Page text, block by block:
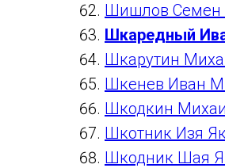
Шишлов Семен
Шкаредный
Шкарутин
Шкенев Иван
Шкодкин
Шкотник Изя
Шкодник Шая